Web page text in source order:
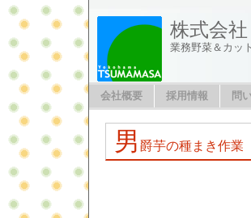
株式会
業務野菜＆カッ
会社概要 採用情報 問
男 爵芋の種まき作業